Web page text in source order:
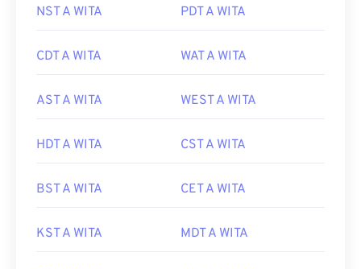
NST A WITA PDT A WITA
CDT A WITA WAT A WITA
AST A WITA WEST A WITA
HDT A WITA CST A WITA
BST A WITA CET A WITA
KST A WITA MDT A WITA